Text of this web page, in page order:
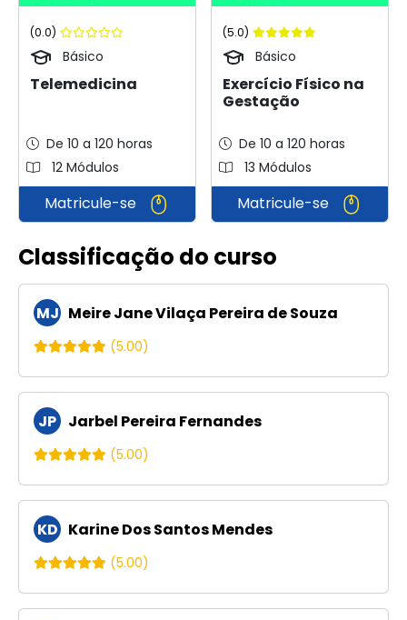
(0.0)
Básico
Telemedicina
De 10 a 120 horas
12 Módulos
Matricule-se
(5.0)
Básico
Exercício Físico na
Gestação
De 10 a 120 horas
13 Módulos
Matricule-se
Classificação do curso
MJ Meire Jane Vilaça Pereira de Souza
(5.00)
JP Jarbel Pereira Fernandes
(5.00)
KD Karine Dos Santos Mendes
(5.00)